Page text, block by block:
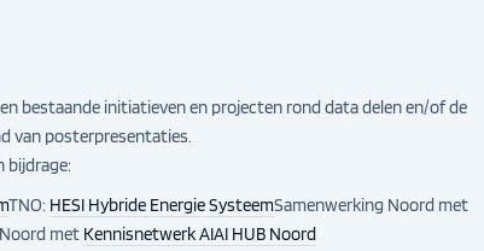
bestaande initiatieven en projecten rond data delen en/of de
van posterpresentaties.
bijdrage:
TNO: HESI Hybride Energie SysteemSamenwerking Noord met
met Kennisnetwerk AIAI HUB Noord